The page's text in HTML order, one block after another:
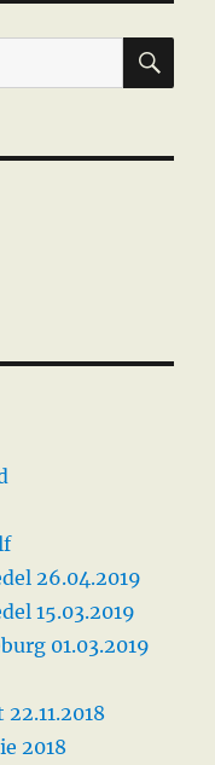
26.04.2019
15.03.2019
01.03.2019
2018